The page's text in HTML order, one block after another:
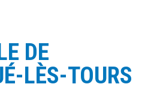
DE
LÈS-TOURS